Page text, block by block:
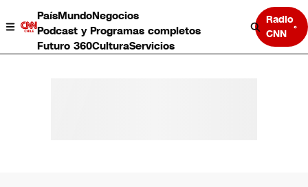
PaísMundoNegocios
Podcast y Programas completos
Futuro 360CulturaServicios
Radio
CNN